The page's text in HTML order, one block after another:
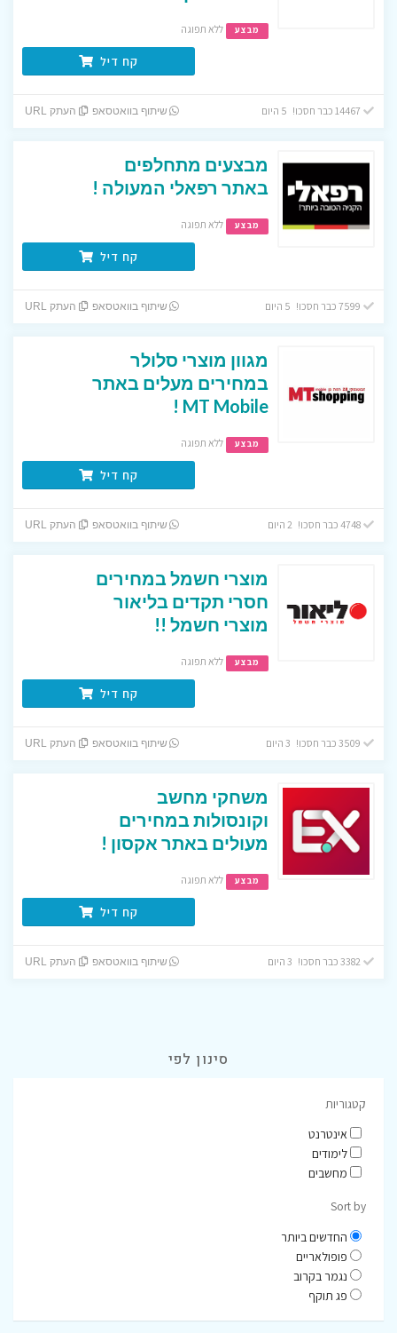
מבצע ללא תפוגה
קח דיל
שיתוף בוואטסאפ העתק URL
מבצעים מתחלפים
באתר רפאלי המעולה !
מבצע ללא תפוגה
קח דיל
שיתוף בוואטסאפ העתק URL
מגוון מוצרי סלולר
במחירים מעלים באתר
MT Mobile !
מבצע ללא תפוגה
קח דיל
4748 כבר חסכו! 2 היום שיתוף בוואטסאפ העתק URL
מוצרי חשמל במחירים
חסרי תקדים בליאור
מוצרי חשמל !!
מבצע ללא תפוגה
קח דיל
שיתוף בוואטסאפ העתק URL
משחקי מחשב
וקונסולות במחירים
מעולים באתר אקסון !
מבצע ללא תפוגה
קח דיל
שיתוף בוואטסאפ העתק URL
סינון לפי
קטגוריות
אינטרנט
לימודים
מחשבים
Sort by
החדשים ביותר
פופולאריים
נגמר בקרוב
פג תוקף